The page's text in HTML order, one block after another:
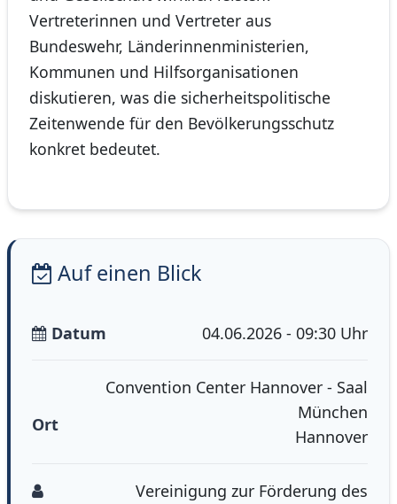
Vertreterinnen und Vertreter aus
Bundeswehr, Länderinnenministerien,
Kommunen und Hilfsorganisationen
diskutieren, was die sicherheitspolitische
Zeitenwende für den Bevölkerungsschutz
konkret bedeutet.
Auf einen Blick
Datum 04.06.2026 - 09:30 Uhr
Ort
Convention Center Hannover - Saal
München
Hannover
Vereinigung zur Förderung des